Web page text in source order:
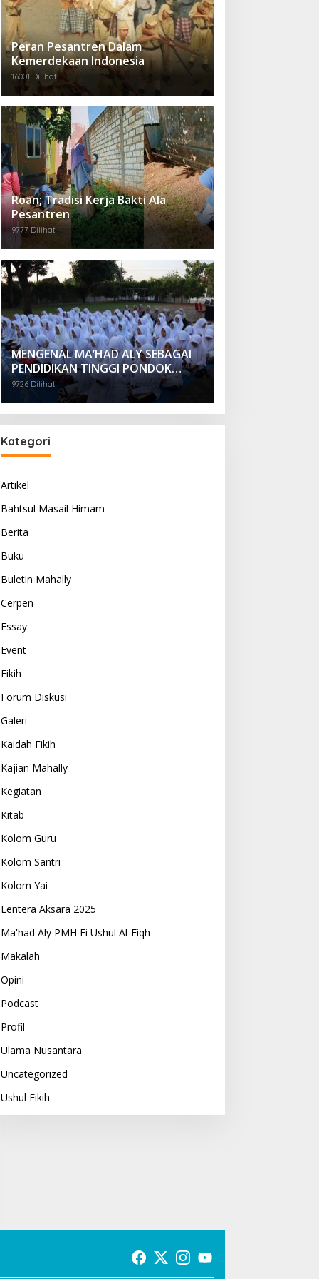
Peran Pesantren Dalam
Kemerdekaan Indonesia
16001 Dilihat
Roan; Tradisi Kerja Bakti Ala
Pesantren
9777 Dilihat
MENGENAL MA’HAD ALY SEBAGAI
PENDIDIKAN TINGGI PONDOK
PESANTREN
9726 Dilihat
Kategori
Artikel
Bahtsul Masail Himam
Berita
Buku
Buletin Mahally
Cerpen
Essay
Event
Fikih
Forum Diskusi
Galeri
Kaidah Fikih
Kajian Mahally
Kegiatan
Kitab
Kolom Guru
Kolom Santri
Kolom Yai
Lentera Aksara 2025
Ma'had Aly PMH Fi Ushul Al-Fiqh
Makalah
Opini
Podcast
Profil
Ulama Nusantara
Uncategorized
Ushul Fikih